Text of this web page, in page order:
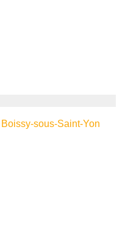
399 000 €